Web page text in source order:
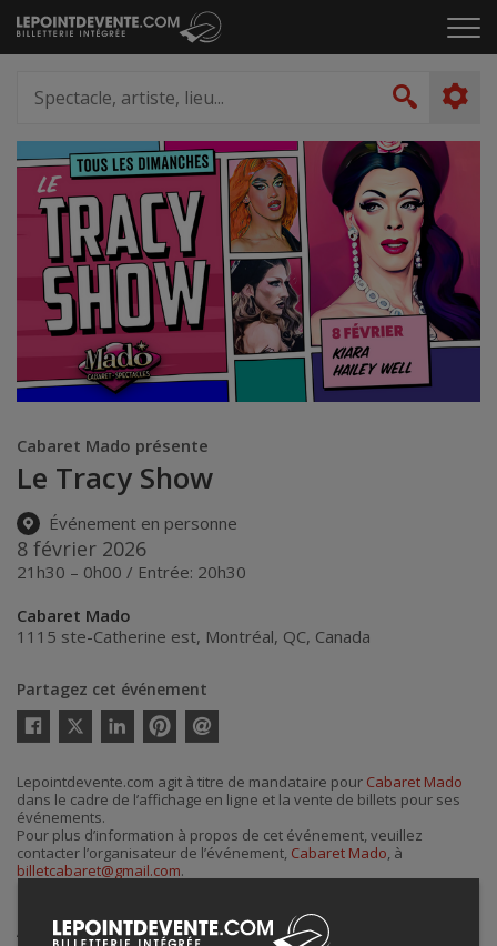
Passer
au
le
artiste,
lieu...
Cabaret Mado présente
Le Tracy Show
Événement en personne
8 février 2026
21h30 – 0h00 / Entrée: 20h30
Cabaret Mado
1115 ste-Catherine est, Montréal, QC, Canada
Partagez cet événement
Twitter
courriel
Lepointdevente.com agit à titre de mandataire pour Cabaret Mado
dans le cadre de l’affichage en ligne et la vente de billets pour ses
événements.
Pour plus d’information à propos de cet événement, veuillez
contacter l’organisateur de l’événement, Cabaret Mado, à
billetcabaret@gmail.com.
Achat de billets